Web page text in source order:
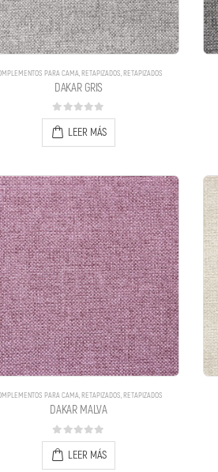
PARA CAMA, RETAPIZADOS, RETAPIZADOS
DAKAR GRIS
0out of 5
LEER MÁS
PARA CAMA,RETAPIZADOS,RETAPIZADOS
DAKAR MALVA
0out of 5
LEER MÁS